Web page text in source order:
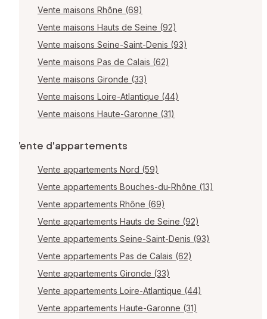
Vente maisons Rhône (69)
Vente maisons Hauts de Seine (92)
Vente maisons Seine-Saint-Denis (93)
Vente maisons Pas de Calais (62)
Vente maisons Gironde (33)
Vente maisons Loire-Atlantique (44)
Vente maisons Haute-Garonne (31)
Vente d'appartements
Vente appartements Nord (59)
Vente appartements Bouches-du-Rhône (13)
Vente appartements Rhône (69)
Vente appartements Hauts de Seine (92)
Vente appartements Seine-Saint-Denis (93)
Vente appartements Pas de Calais (62)
Vente appartements Gironde (33)
Vente appartements Loire-Atlantique (44)
Vente appartements Haute-Garonne (31)